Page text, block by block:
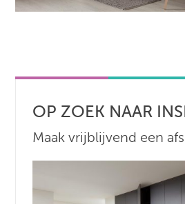
OP ZOEK NAAR
Maak vrijblijvend een